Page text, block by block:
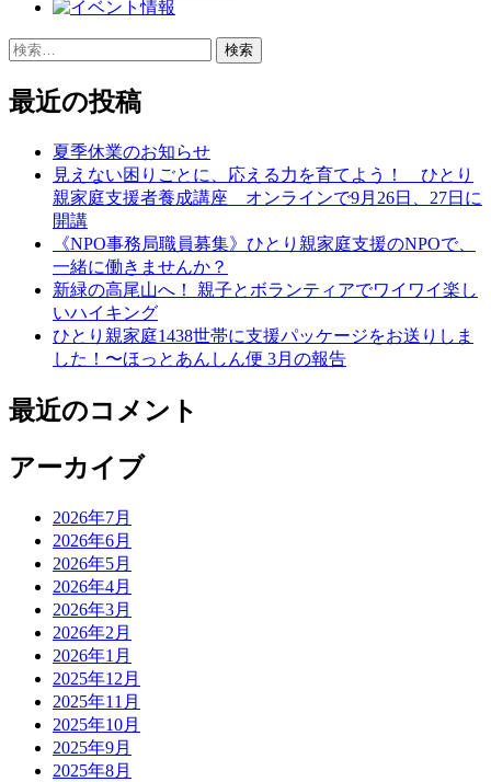
ー
シ
検
最近の投稿
夏季休業のお知らせ
見えない困りごとに、応える力を育てよう！ ひとり
親家庭支援者養成講座 オンラインで9月26日、27日に
開講
《NPO事務局職員募集》ひとり親家庭支援のNPOで、
一緒に働きませんか？
新緑の高尾山へ！ 親子とボランティアでワイワイ楽し
いハイキング
ひとり親家庭1438世帯に支援パッケージをお送りしま
した！〜ほっとあんしん便 3月の報告
最近のコメント
アーカイブ
2026年7月
2026年6月
2026年5月
2026年4月
2026年3月
2026年2月
2026年1月
2025年12月
2025年11月
2025年10月
2025年9月
2025年8月